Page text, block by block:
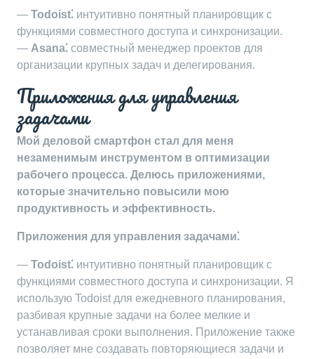
— Todoist⁚ интуитивно понятный планировщик с
функциями совместного доступа и синхронизации.
— Asana⁚ совместный менеджер проектов для
организации крупных задач и делегирования.
Приложения для управления
задачами
Мой деловой смартфон стал для меня
незаменимым инструментом в оптимизации
рабочего процесса. Делюсь приложениями,
которые значительно повысили мою
продуктивность и эффективность.
Приложения для управления задачами⁚
— Todoist⁚ интуитивно понятный планировщик с
функциями совместного доступа и синхронизации. Я
использую Todoist для ежедневного планирования,
разбивая крупные задачи на более мелкие и
устанавливая сроки выполнения. Приложение также
позволяет мне создавать повторяющиеся задачи и